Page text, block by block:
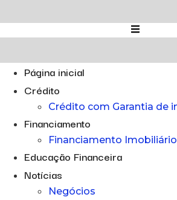
para
o
Página inicial
Crédito
Crédito com Garantia de
Financiamento
Financiamento Imobiliário
Educação Financeira
Notícias
Negócios